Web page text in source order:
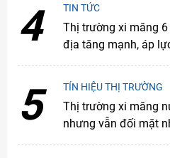
4 TIN TỨC
Thị trường xi măng
địa tăng mạnh, áp
5 TÍN HIỆU THỊ TRƯỜNG
Thị trường xi măng
nhưng vẫn đối mặt